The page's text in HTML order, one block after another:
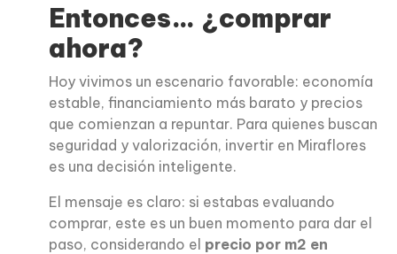
Entonces… ¿comprar
ahora?
Hoy vivimos un escenario favorable: economía
estable, financiamiento más barato y precios
que comienzan a repuntar. Para quienes buscan
seguridad y valorización, invertir en Miraflores
es una decisión inteligente.
El mensaje es claro: si estabas evaluando
comprar, este es un buen momento para dar el
paso, considerando el precio por m2 en